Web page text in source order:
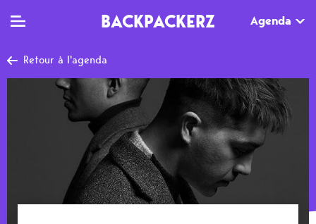
BACKPACKERZ Agenda
TV
Documentaires
MAG
Dossiers
Tops
Interviews
AGENDA
Paris
Festivals
Retour à l'agenda